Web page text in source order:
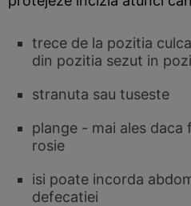
trece de la pozitia
din pozitia sezut in
stranuta sau tuseste
plange - mai ales daca
rosie
isi poate incorda
defecatiei